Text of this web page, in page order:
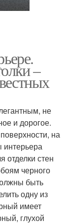
–
не
и дорогое.
на
интерьера
отделки стен
черного
быть
одну из
имеет
глухой